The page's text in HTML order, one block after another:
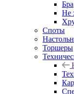
Бра
Не
Споты
Торшеры